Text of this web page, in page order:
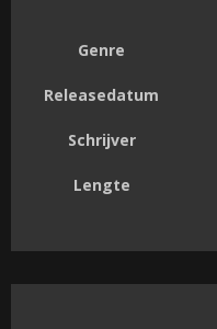
Genre
Releasedatum
Schrijver
Lengte